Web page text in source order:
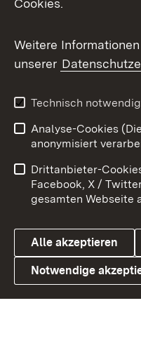
X / Twitter
Youtube
Link zum Landesportal
Impressum
Barrierefreiheit
Cookies
Cookies.
Weitere
unserer
Technisch
Analyse-Cookies
anonymisiert
Drittanbieter-
Facebook, X /
gesamten Webseite
Alle akzeptieren
Notwendige